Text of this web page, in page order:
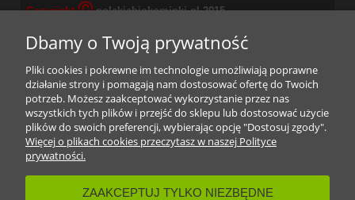
CopyrightⒸpolskiebiokominki.pl 2015
polskiebiokominki.pl objęte są prawami autorskimi
należącymi do administratora witryny
www.polskiebiokominki.pl i podlegają ochronie prawnej.
Kopiowanie materiałów fotograficznych oraz treści bez
zgody właściciela witryny zabronione.
Korzystając z formularza kontaktowego oraz ze stron w
obrębie strony głównej www.polskiebiokominki.pl
wyrażacie Państwo zgodę na przetwarzanie danych
osobowych przez firmę polskiebiokominki.pl w celu obsługi
zgłoszenia - na podstawie art. 6 ust. 1 lit. a) Rozporządzenia
Dbamy o Twoją prywatność
Pliki cookies i pokrewne im technologie umożliwiają poprawne
działanie strony i pomagają nam dostosować ofertę do Twoich
potrzeb. Możesz zaakceptować wykorzystanie przez nas
wszystkich tych plików i przejść do sklepu lub dostosować użycie
plików do swoich preferencji, wybierając opcję "Dostosuj zgody".
Więcej o plikach cookies przeczytasz w naszej Polityce
prywatności.
ZAAKCEPTUJ TYLKO NIEZBĘDNE